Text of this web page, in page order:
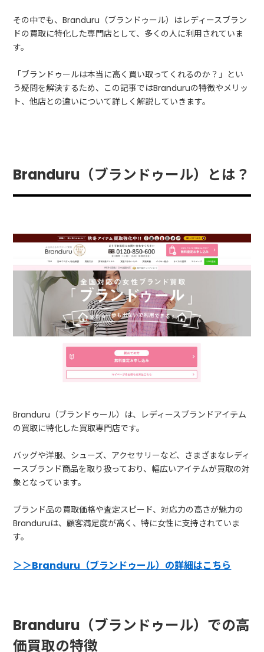
その中でも、Branduru（ブランドゥール）はレディースブラン
ドの買取に特化した専門店として、多くの人に利用されていま
す。
「ブランドゥールは本当に高く買い取ってくれるのか？」とい
う疑問を解決するため、この記事ではBranduruの特徴やメリッ
ト、他店との違いについて詳しく解説していきます。
Branduru（ブランドゥール）とは？
Branduru（ブランドゥール）は、レディースブランドアイテム
の買取に特化した買取専門店です。
バッグや洋服、シューズ、アクセサリーなど、さまざまなレディ
ースブランド商品を取り扱っており、幅広いアイテムが買取の対
象となっています。
ブランド品の買取価格や査定スピード、対応力の高さが魅力の
Branduruは、顧客満足度が高く、特に女性に支持されていま
す。
＞＞Branduru（ブランドゥール）の詳細はこちら
Branduru（ブランドゥール）での高
価買取の特徴